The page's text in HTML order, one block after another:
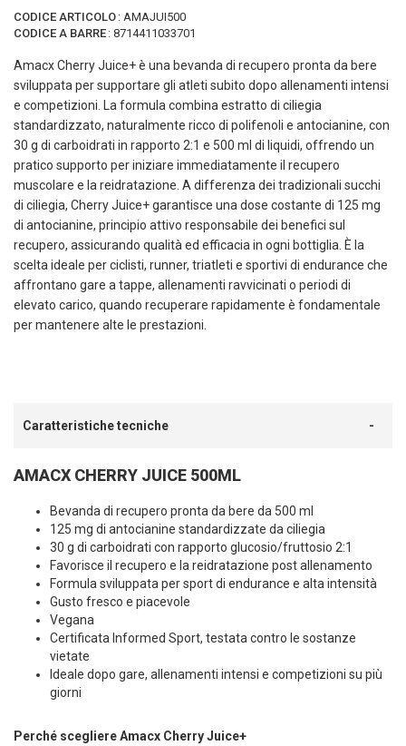
CODICE ARTICOLO : AMAJUI500
CODICE A BARRE : 8714411033701
Amacx Cherry Juice+ è una bevanda di recupero pronta da bere
sviluppata per supportare gli atleti subito dopo allenamenti intensi
e competizioni. La formula combina estratto di ciliegia
standardizzato, naturalmente ricco di polifenoli e antocianine, con
30 g di carboidrati in rapporto 2:1 e 500 ml di liquidi, offrendo un
pratico supporto per iniziare immediatamente il recupero
muscolare e la reidratazione. A differenza dei tradizionali succhi
di ciliegia, Cherry Juice+ garantisce una dose costante di 125 mg
di antocianine, principio attivo responsabile dei benefici sul
recupero, assicurando qualità ed efficacia in ogni bottiglia. È la
scelta ideale per ciclisti, runner, triatleti e sportivi di endurance che
affrontano gare a tappe, allenamenti ravvicinati o periodi di
elevato carico, quando recuperare rapidamente è fondamentale
per mantenere alte le prestazioni.
Caratteristiche tecniche
AMACX CHERRY JUICE 500ML
Bevanda di recupero pronta da bere da 500 ml
125 mg di antocianine standardizzate da ciliegia
30 g di carboidrati con rapporto glucosio/fruttosio 2:1
Favorisce il recupero e la reidratazione post allenamento
Formula sviluppata per sport di endurance e alta intensità
Gusto fresco e piacevole
Vegana
Certificata Informed Sport, testata contro le sostanze
vietate
Ideale dopo gare, allenamenti intensi e competizioni su più
giorni
Perché scegliere Amacx Cherry Juice+